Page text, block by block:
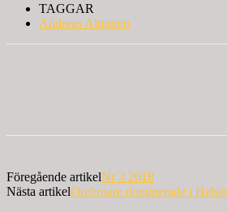
TAGGAR
Andreas Almgren
Föregående artikelNr 3 2018
Nästa artikelÖrebroare dominerade i